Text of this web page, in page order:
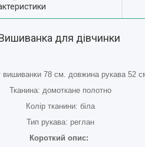
для дівчинки
вишиванки 78 см. довжина рукава 52
Тканина: домоткане полотно
Колір тканини: біла
Тип рукава: реглан
Короткий опис: